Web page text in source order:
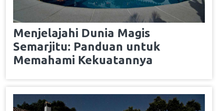
Menjelajahi Dunia Magis
Semarjitu: Panduan untuk
Memahami Kekuatannya